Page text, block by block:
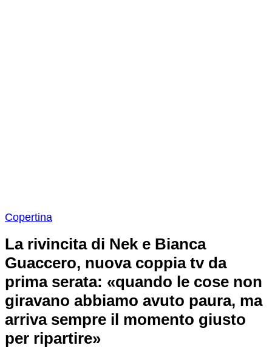
Copertina
La rivincita di Nek e Bianca
Guaccero, nuova coppia tv da
prima serata: «quando le cose non
giravano abbiamo avuto paura, ma
arriva sempre il momento giusto
per ripartire»